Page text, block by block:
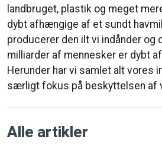
landbruget, plastik og meget
dybt afhængige af et sundt
producerer den ilt vi indånder og
milliarder af mennesker er dybt
Herunder har vi samlet alt vores
særligt fokus på beskyttelsen af
Alle artikler